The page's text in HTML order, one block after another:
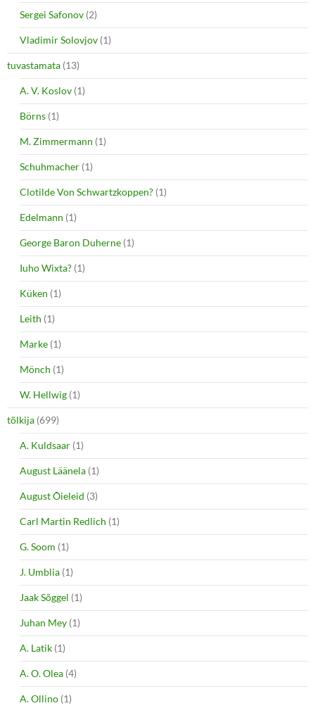
Sergei Safonov (2)
Vladimir Solovjov (1)
tuvastamata (13)
A. V. Koslov (1)
Börns (1)
M. Zimmermann (1)
Schuhmacher (1)
Clotilde Von Schwartzkoppen? (1)
Edelmann (1)
George Baron Duherne (1)
Iuho Wixta? (1)
Küken (1)
Leith (1)
Marke (1)
Mönch (1)
W. Hellwig (1)
tõlkija (699)
A. Kuldsaar (1)
August Läänela (1)
August Õieleid (3)
Carl Martin Redlich (1)
G. Soom (1)
J. Umblia (1)
Jaak Sõggel (1)
Juhan Mey (1)
A. Latik (1)
A. O. Olea (4)
A. Ollino (1)